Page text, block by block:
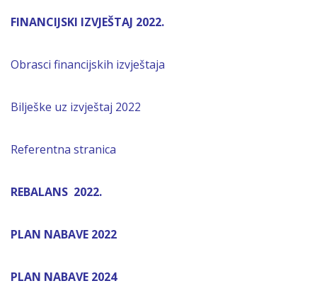
FINANCIJSKI IZVJEŠTAJ 2022.
Obrasci financijskih izvještaja
Bilješke uz izvještaj 2022
Referentna stranica
REBALANS 2022.
PLAN NABAVE 2022
PLAN NABAVE 2024